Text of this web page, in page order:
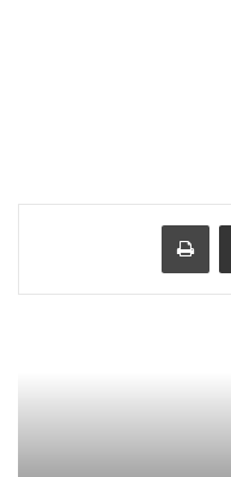
مشاركة عبر البريد طباعة